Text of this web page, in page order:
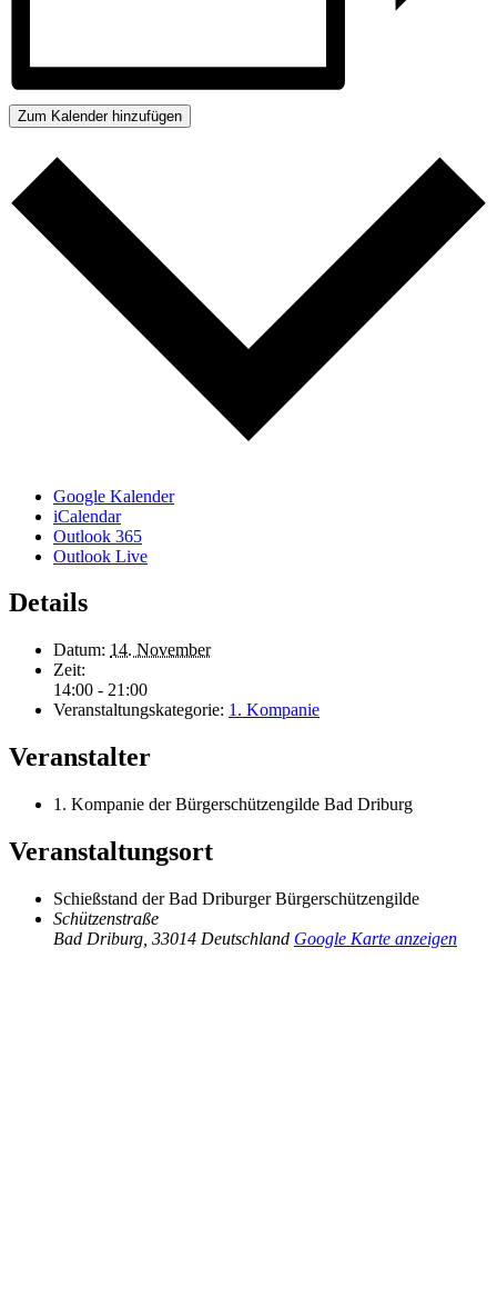
Zum Kalender hinzufügen
Google Kalender
iCalendar
Outlook 365
Outlook Live
Details
Datum: 14. November
Zeit:
14:00 - 21:00
Veranstaltungskategorie: 1. Kompanie
Veranstalter
1. Kompanie der Bürgerschützengilde Bad Driburg
Veranstaltungsort
Schießstand der Bad Driburger Bürgerschützengilde
Schützenstraße
Bad Driburg 33014 Deutschland Google Karte anzeigen